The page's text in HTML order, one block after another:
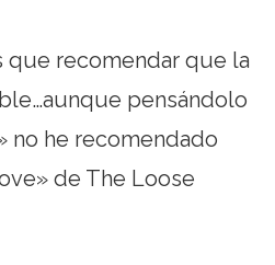
que recomendar que la
pensándolo
no he recomendado
de The Loose